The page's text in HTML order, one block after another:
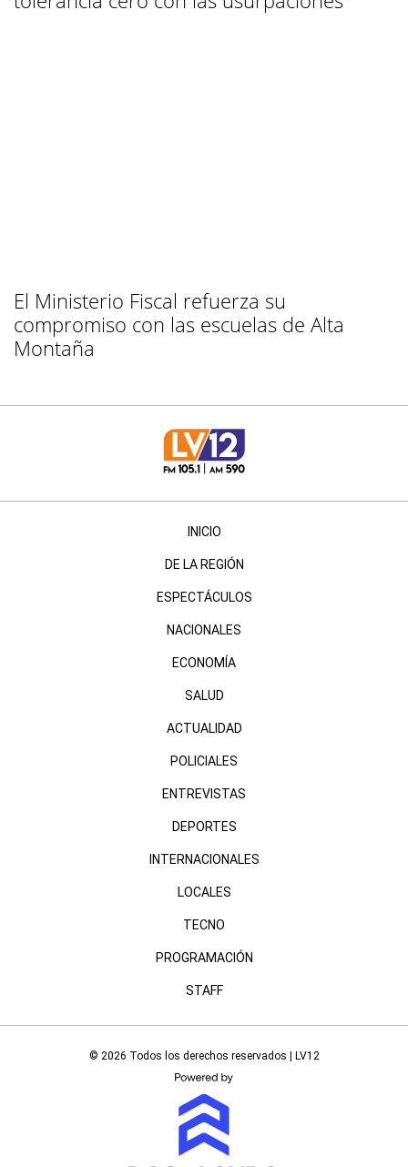
El Ministerio Fiscal refuerza su
compromiso con las escuelas de Alta
Montaña
INICIO
DE LA REGIÓN
ESPECTÁCULOS
NACIONALES
ECONOMÍA
SALUD
ACTUALIDAD
POLICIALES
ENTREVISTAS
DEPORTES
INTERNACIONALES
LOCALES
TECNO
PROGRAMACIÓN
STAFF
© 2026 Todos los derechos reservados | LV12